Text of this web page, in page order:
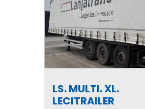
LS. MULTI. XL.
LECITRAILER